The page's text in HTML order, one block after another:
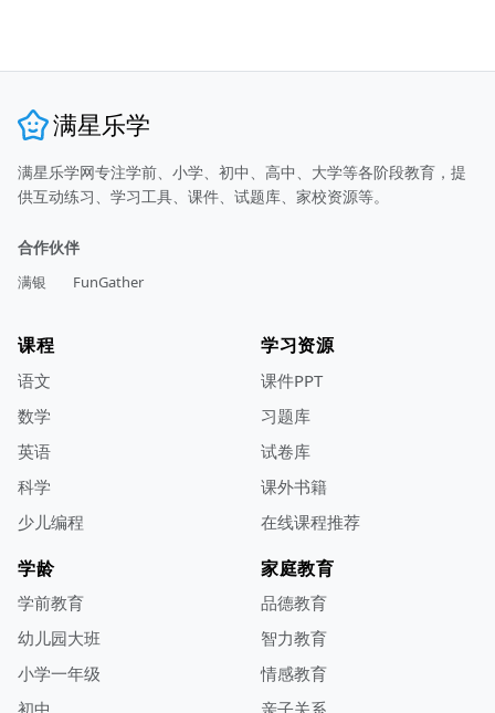
满星乐学
满星乐学网专注学前、小学、初中、高中、大学等各阶段教育，提
供互动练习、学习工具、课件、试题库、家校资源等。
合作伙伴
满银 FunGather
课程
语文
数学
英语
科学
少儿编程
学习资源
课件PPT
习题库
试卷库
课外书籍
在线课程推荐
学龄
学前教育
幼儿园大班
小学一年级
家庭教育
品德教育
智力教育
情感教育